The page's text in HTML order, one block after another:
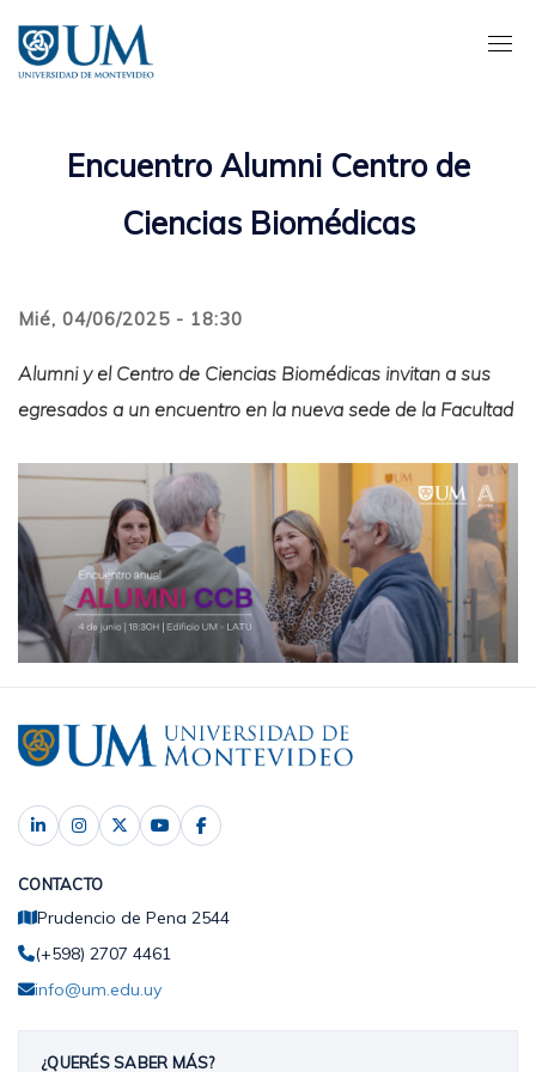
contenido
principal
Encuentro Alumni Centro de
Ciencias Biomédicas
Mié, 04/06/2025 - 18:30
Alumni y el Centro de Ciencias Biomédicas invitan a sus
egresados a un encuentro en la nueva sede de la Facultad
CONTACTO
Prudencio de Pena 2544
(+598) 2707 4461
info@um.edu.uy
¿QUERÉS SABER MÁS?